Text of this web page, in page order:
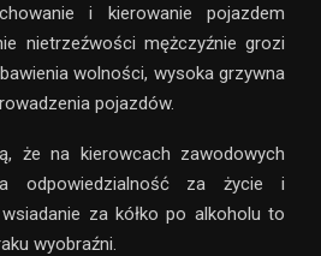
i kierowanie pojazdem
nietrzeźwości mężczyźnie grozi
wolności, wysoka grzywna
pojazdów.
że na kierowcach zawodowych
odpowiedzialność za życie i
za kółko po alkoholu to
wyobraźni.